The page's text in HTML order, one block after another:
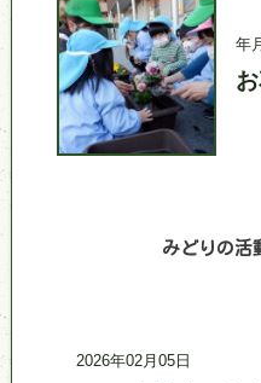
年
みどりの活
記事更新日時
2026年02月05日
事業名